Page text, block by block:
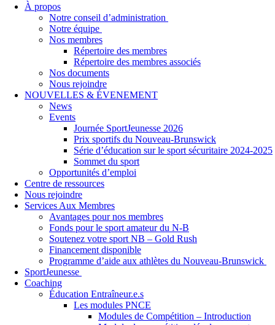
À propos
Notre conseil d’administration
Notre équipe
Nos membres
Répertoire des membres
Répertoire des membres associés
Nos documents
Nous rejoindre
NOUVELLES & ÉVENEMENT
News
Events
Journée SportJeunesse 2026
Prix sportifs du Nouveau-Brunswick
Série d’éducation sur le sport sécuritaire 2024-2025
Sommet du sport
Opportunités d’emploi
Centre de ressources
Nous rejoindre
Services Aux Membres
Avantages pour nos membres
Fonds pour le sport amateur du N-B
Soutenez votre sport NB – Gold Rush
Financement disponible
Programme d’aide aux athlètes du Nouveau-Brunswick
SportJeunesse
Coaching
Éducation Entraîneur.e.s
Les modules PNCE
Modules de Compétition – Introduction